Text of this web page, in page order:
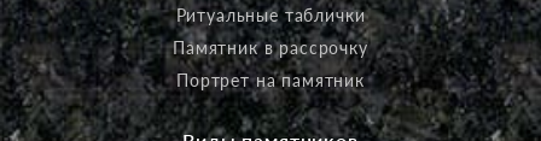
Ритуальные таблички
Памятник в рассрочку
Портрет на памятник